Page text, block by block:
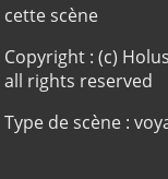
cette scène
Copyright : (c)
all rights reserved
Type de scène :